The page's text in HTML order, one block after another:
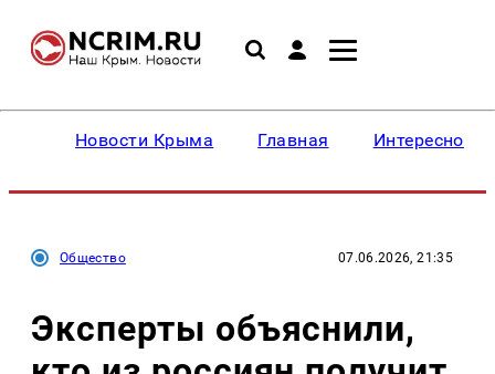
Новости Крыма Главная Интересное
Общество 07.06.2026, 21:35
Эксперты объяснили,